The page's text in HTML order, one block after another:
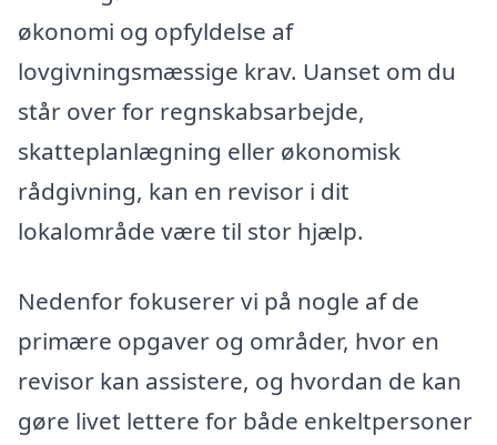
økonomi og opfyldelse af
lovgivningsmæssige krav. Uanset om du
står over for regnskabsarbejde,
skatteplanlægning eller økonomisk
rådgivning, kan en revisor i dit
lokalområde være til stor hjælp.
Nedenfor fokuserer vi på nogle af de
primære opgaver og områder, hvor en
revisor kan assistere, og hvordan de kan
gøre livet lettere for både enkeltpersoner